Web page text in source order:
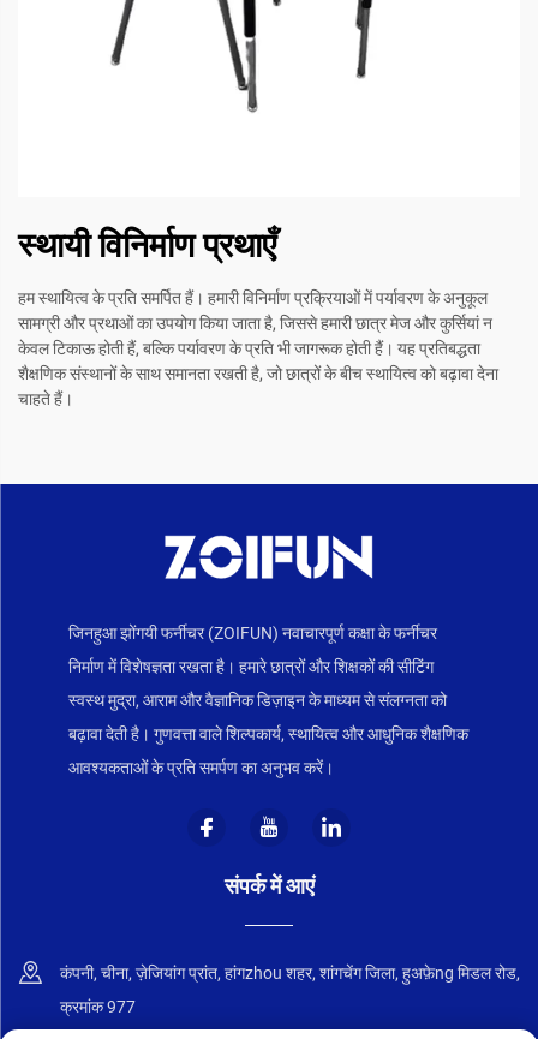
स्थायी विनिर्माण प्रथाएँ
हम स्थायित्व के प्रति समर्पित हैं। हमारी विनिर्माण प्रक्रियाओं में पर्यावरण के अनुकूल
सामग्री और प्रथाओं का उपयोग किया जाता है, जिससे हमारी छात्र मेज और कुर्सियां न
केवल टिकाऊ होती हैं, बल्कि पर्यावरण के प्रति भी जागरूक होती हैं। यह प्रतिबद्धता
शैक्षणिक संस्थानों के साथ समानता रखती है, जो छात्रों के बीच स्थायित्व को बढ़ावा देना
चाहते हैं।
जिनहुआ झोंगयी फर्नीचर (ZOIFUN) नवाचारपूर्ण कक्षा के फर्नीचर
निर्माण में विशेषज्ञता रखता है। हमारे छात्रों और शिक्षकों की सीटिंग
स्वस्थ मुद्रा, आराम और वैज्ञानिक डिज़ाइन के माध्यम से संलग्नता को
बढ़ावा देती है। गुणवत्ता वाले शिल्पकार्य, स्थायित्व और आधुनिक शैक्षणिक
आवश्यकताओं के प्रति समर्पण का अनुभव करें।
संपर्क में आएं
कंपनी, चीना, ज़ेजियांग प्रांत, हांगzhou शहर, शांगचेंग जिला, हुअफ़ेng मिडल रोड,
क्रमांक 977